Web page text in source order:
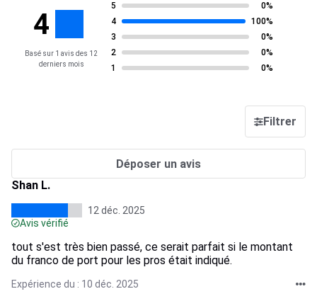
4
Basé sur 1 avis des 12
derniers mois
5
0%
4
100%
3
0%
2
0%
1
0%
Filtrer
Déposer un avis
Shan L.
12 déc. 2025
Avis vérifié
tout s'est très bien passé, ce serait parfait si le montant
du franco de port pour les pros était indiqué.
Expérience du : 10 déc. 2025